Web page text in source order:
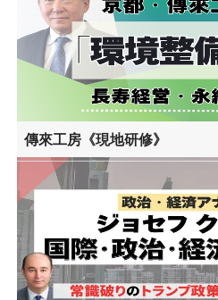
傳來工房《現地研修》